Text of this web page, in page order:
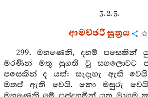
3. 2. 5.
ආමච්ඡරී සූත්‍රය
299. මහණෙනි, දහම් පසෙකින්
මරණින් මතු සුගති වූ සගලොවට
පසෙකින් ද යත්: සැදැහැ ඇති
ඔතප් ඇති වෙයි. නො මසුරු